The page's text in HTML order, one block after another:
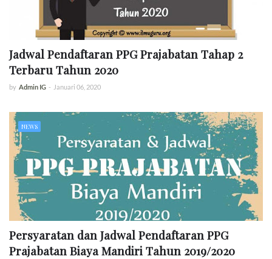
Jadwal Pendaftaran PPG Prajabatan Tahap 2
Terbaru Tahun 2020
by Admin IG - Januari 06, 2020
NEWS
Persyaratan dan Jadwal Pendaftaran PPG
Prajabatan Biaya Mandiri Tahun 2019/2020